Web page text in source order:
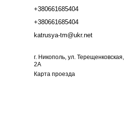
+380661685404
+380661685404
katrusya-tm@ukr.net
г. Никополь, ул. Терещенковская,
2А
Карта проезда